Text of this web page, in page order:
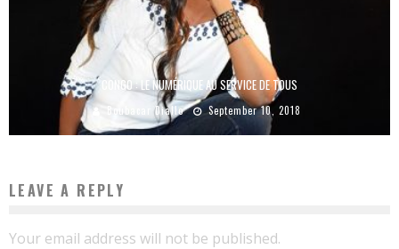
CONGO : LE NUMÉRIQUE AU SERVICE DE TOUS
Boubacar Diallo September 10, 2018
LEAVE A REPLY
Your email address will not be published.